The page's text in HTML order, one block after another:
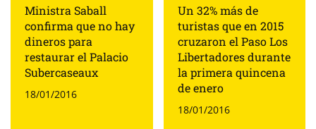
Ministra Saball
confirma que no hay
dineros para
restaurar el Palacio
Subercaseaux
18/01/2016
Un 32% más de
turistas que en 2015
cruzaron el Paso Los
Libertadores durante
la primera quincena
de enero
18/01/2016